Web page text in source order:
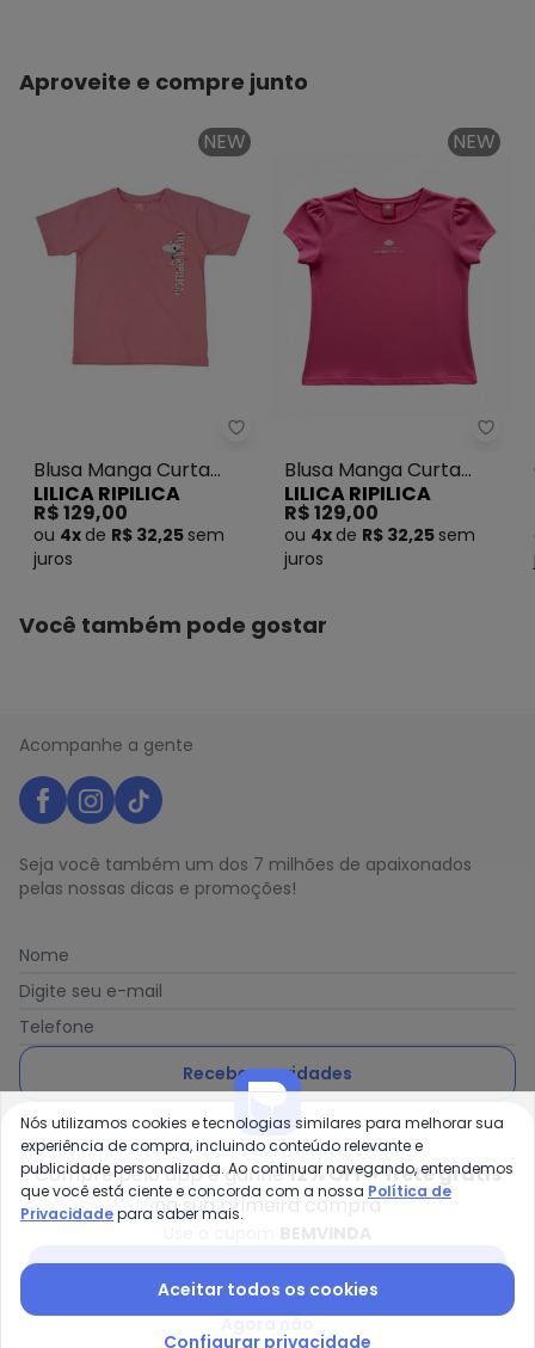
Fornecedor: MARISOL VESTUARIO S.A. / CNPJ
20.454.870/0015-4
Cuidados para conservação do produto: NÃO ALVEJAR, NÃO
Tecido: Malha terceiro
Composição: Algodão 50% poliéster 50%
Histórico de preços
O preço apresentado abaixo é o menor oferecido em
algum dia do mês, para o menor tamanho disponível.
agosto/2026
N/D*
N/D*
R$ 53,7
março/2026 N/D*
fevereiro/2026
Aproveite e compre junto
NEW
Lilica Ripilica - Blusa Manga
Blusa Manga Curta
Feminino Rosa
LILICA RIPILICA
R$ 129,00
ou 4x de R$ 32,25 sem
juros
NEW
Blusa Manga Curta
Rosa
LILICA RIPILICA
R$ 129,00
ou 4x de R$ 32,25 sem
juros
Você também pode gostar
Acompanhe a gente
Seja você também um dos 7 milhões de apaixonados
pelas nossas dicas e promoções!
Nome
Digite seu e-mail
Telefone
Receber novidades
Ao enviar o cadastro, você concorda com a nossa Política
de Privacidade
Posthaus é uma marca da Posthaus Ltda / CNPJ:
80.462.138/0001-41
Endereço: Rua Werner Duwe, 202 Bairro Badenfurt -
89.070-700 - Blumenau/SC
Compre pelo app e ganhe12% OFF + frete grátis
na sua primeira compra
Nós utilizamos cookies e tecnologias similares para melhorar sua
experiência de compra, incluindo conteúdo relevante e
publicidade personalizada. Ao continuar navegando, entendemos
que você está ciente e concorda com a nossa Política de
Privacidadepara saber mais.
Aceitar todos os cookies
Configurar privacidade